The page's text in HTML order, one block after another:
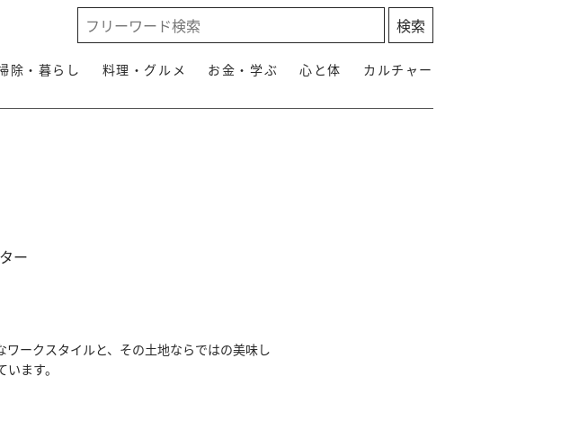
除・暮らし 料理・グルメ お金・学ぶ 心と体 カルチャー
ー
ークスタイルと、その土地ならではの美味し
ます。